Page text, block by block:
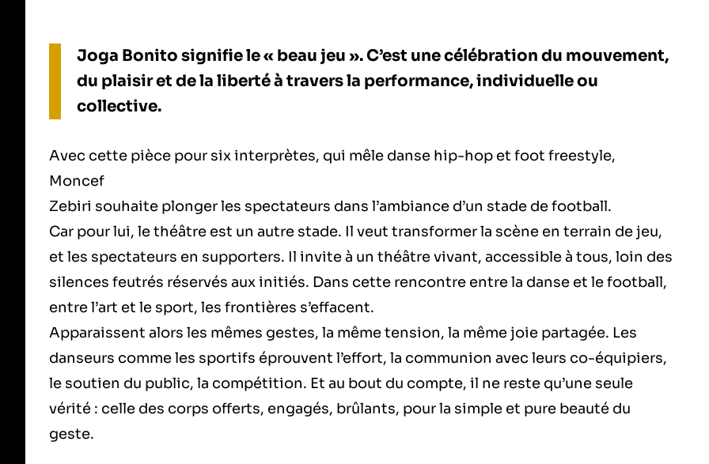
Joga Bonito signifie le « beau jeu ». C’est une célébration du mouvement,
du plaisir et de la liberté à travers la performance, individuelle ou
collective.
Avec cette pièce pour six interprètes, qui mêle danse hip-hop et foot freestyle,
Moncef
Zebiri souhaite plonger les spectateurs dans l’ambiance d’un stade de football.
Car pour lui, le théâtre est un autre stade. Il veut transformer la scène en terrain de jeu,
et les spectateurs en supporters. Il invite à un théâtre vivant, accessible à tous, loin des
silences feutrés réservés aux initiés. Dans cette rencontre entre la danse et le football,
entre l’art et le sport, les frontières s’effacent.
Apparaissent alors les mêmes gestes, la même tension, la même joie partagée. Les
danseurs comme les sportifs éprouvent l’effort, la communion avec leurs co-équipiers,
le soutien du public, la compétition. Et au bout du compte, il ne reste qu’une seule
vérité : celle des corps offerts, engagés, brûlants, pour la simple et pure beauté du
geste.